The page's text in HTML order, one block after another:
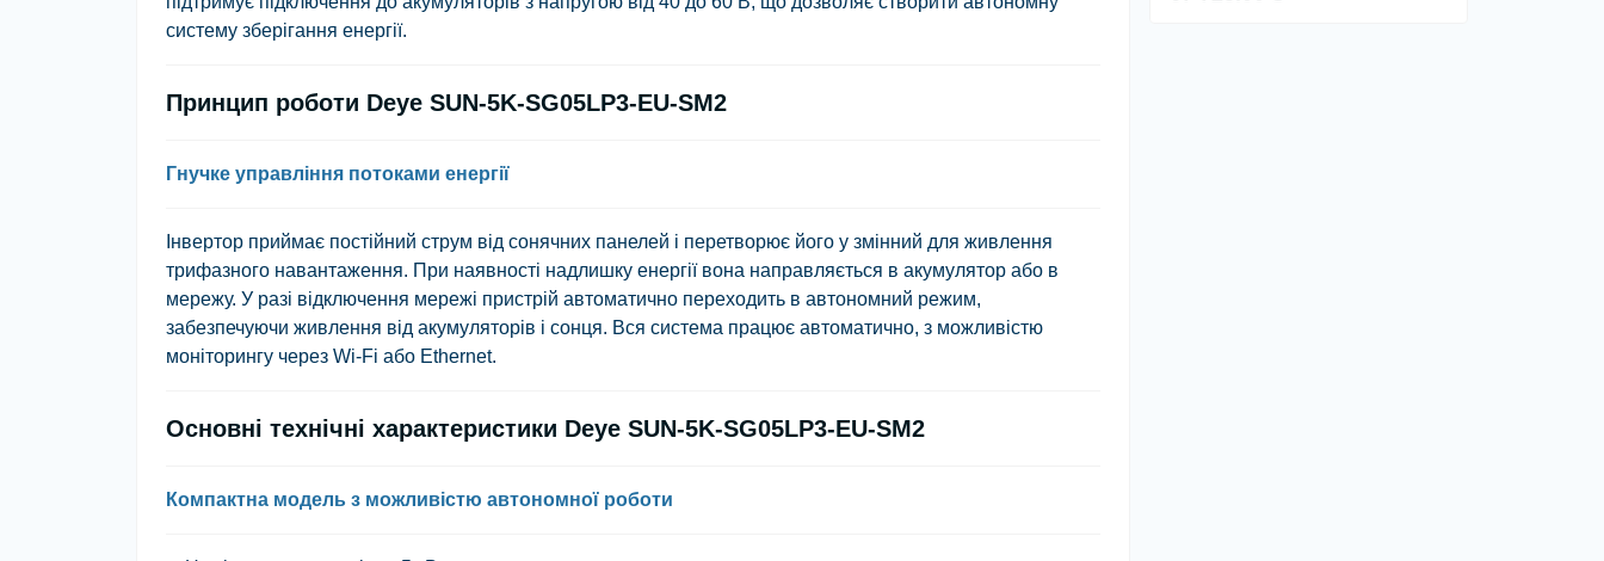
систему зберігання енергії.
Принцип роботи Deye SUN-5K-SG05LP3-EU-SM2
Гнучке управління потоками енергії
Інвертор приймає постійний струм від сонячних панелей і перетворює його у змінний для живлення
трифазного навантаження. При наявності надлишку енергії вона направляється в акумулятор або в
мережу. У разі відключення мережі пристрій автоматично переходить в автономний режим,
забезпечуючи живлення від акумуляторів і сонця. Вся система працює автоматично, з можливістю
моніторингу через Wi-Fi або Ethernet.
Основні технічні характеристики Deye SUN-5K-SG05LP3-EU-SM2
Компактна модель з можливістю автономної роботи